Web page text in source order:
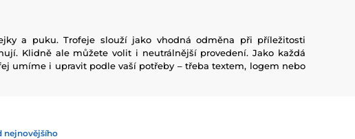
a puku. Trofeje slouží jako vhodná odměna při příležitosti
Klidně ale můžete volit i neutrálnější provedení. Jako každá
umíme i upravit podle vaší potřeby – třeba textem, logem nebo
nejnovějšího